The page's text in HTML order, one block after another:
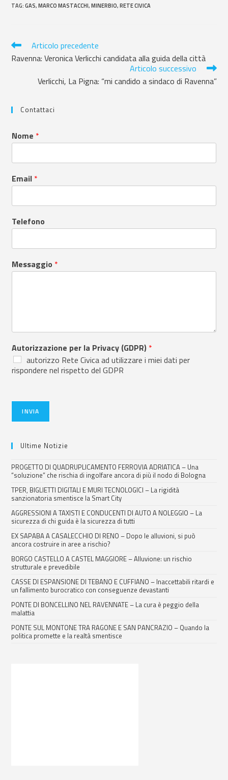
TAG:GAS, MARCO MASTACCHI, MINERBIO, RETE CIVICA
Articolo precedente
Ravenna: Veronica Verlicchi candidata alla guida della città
Articolo successivo
Verlicchi, La Pigna: “mi candido a sindaco di Ravenna”
Contattaci
Nome *
Email *
Telefono
Messaggio *
Autorizzazione per la Privacy (GDPR) *
autorizzo Rete Civica ad utilizzare i miei dati per
rispondere nel rispetto del GDPR
INVIA
Ultime Notizie
PROGETTO DI QUADRUPLICAMENTO FERROVIA ADRIATICA – Una
“soluzione” che rischia di ingolfare ancora di più il nodo di Bologna
TPER, BIGLIETTI DIGITALI E MURI TECNOLOGICI – La rigidità
sanzionatoria smentisce la Smart City
AGGRESSIONI A TAXISTI E CONDUCENTI DI AUTO A NOLEGGIO – La
sicurezza di chi guida è la sicurezza di tutti
EX SAPABA A CASALECCHIO DI RENO – Dopo le alluvioni, si può
ancora costruire in aree a rischio?
BORGO CASTELLO A CASTEL MAGGIORE – Alluvione: un rischio
strutturale e prevedibile
CASSE DI ESPANSIONE DI TEBANO E CUFFIANO – Inaccettabili ritardi e
un fallimento burocratico con conseguenze devastanti
PONTE DI BONCELLINO NEL RAVENNATE – La cura è peggio della
malattia
PONTE SUL MONTONE TRA RAGONE E SAN PANCRAZIO – Quando la
politica promette e la realtà smentisce